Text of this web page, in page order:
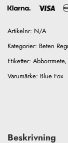
Artikelnr: N/A
Kategorier: Beten
Etiketter: Abborrmete,
Varumärke: Blue Fox
Beskrivning